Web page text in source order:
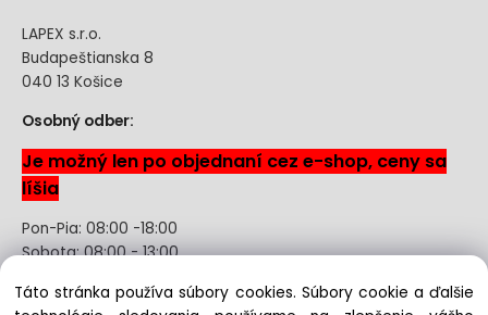
LAPEX s.r.o.
Budapeštianska 8
040 13 Košice
Osobný odber:
Je možný len po objednaní cez e-shop, ceny sa
líšia
Pon-Pia: 08:00 -18:00
Sobota: 08:00 - 13:00
Odstúpenie od kúpnej zmluvy uzavretej na diaľku bez
Táto stránka používa súbory cookies. Súbory cookie a ďalšie